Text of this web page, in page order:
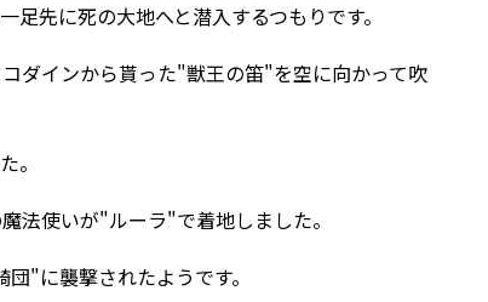
先に死の大地へと潜入するつもりです。
ダインから貰った"獣王の笛"を空に向かって吹
。
法使いが"ルーラ"で着地しました。
"に襲撃されたようです。